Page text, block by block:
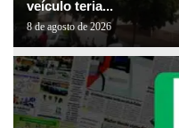
veículo teria...
8 de agosto de 2026